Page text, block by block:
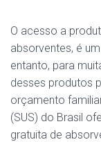
O acesso a
absorventes, é
entanto, para
desses produtos
orçamento
(SUS) do Brasil
gratuita de